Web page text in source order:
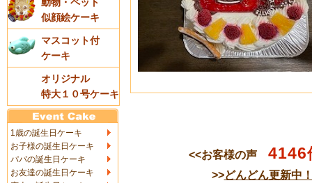
似顔絵ケーキ
マスコット付
ケーキ
オリジナル
特大１０号ケーキ
1歳の誕生日ケーキ
お子様の誕生日ケーキ
パパの誕生日ケーキ
お友達の誕生日ケーキ
<<お客様の声 4146
>>どんどん更新中